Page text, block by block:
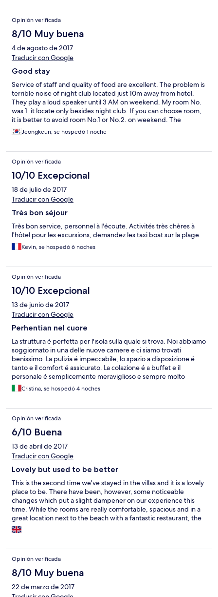
3h drive from Kuala Terranganu... so we were about to miss the
flight as there was no option to get to the right airport on time...
luckily our layover in KL was long enough so we were not in
danger of missing the flight to London...
Opinión verificada
8/10 Muy buena
4 de agosto de 2017
Traducir con Google
Good stay
Service of staff and quality of food are excellent. The problem is
terrible noise of night club located just 10m away from hotel.
They play a loud speaker until 3 AM on weekend. My room No.
was 1. it locate only besides night club. If you can choose room,
it is better to avoid room No.1 or No.2. on weekend. The
condition of room was good but some overpriced. If you have to
use wifi at night time, choose room No.1. That room was so noisy
Jeongkeun, se hospedó 1 noche
Opinión verificada
10/10 Excepcional
18 de julio de 2017
Traducir con Google
Très bon séjour
Très bon service, personnel à l'écoute. Activités très chères à
l'hôtel pour les excursions, demandez les taxi boat sur la plage.
Kevin, se hospedó 6 noches
Opinión verificada
10/10 Excepcional
13 de junio de 2017
Traducir con Google
Perhentian nel cuore
La struttura é perfetta per l'isola sulla quale si trova. Noi abbiamo
soggiornato in una delle nuove camere e ci siamo trovati
benissimo. La pulizia é impeccabile, lo spazio a disposizione é
tanto e il comfort é assicurato. La colazione é a buffet e il
personale é semplicemente meraviglioso e sempre molto
disponibile. La gerenza grazie a Ranieri é altrettanto meravigliosa
:) Noi abbiamo soggiornato ad inizio giugno per 4 notti e ci
sono un incanto in questo periodo, inoltre non abbiamo avuto
problemi di sovraffollamento né in spiaggia né nei vari
ristorantini presenti sulla stessa. Se potessimo ci ritorneremmo
subito domani
Cristina, se hospedó 4 noches
Opinión verificada
6/10 Buena
13 de abril de 2017
Traducir con Google
Lovely but used to be better
This is the second time we've stayed in the villas and it is a lovely
place to be. There have been, however, some noticeable
changes which put a slight dampener on our experience this
time. While the rooms are really comfortable, spacious and in a
great location next to the beach with a fantastic restaurant, the
quality seems to have dropped in terms of some staffing
members and their abilities to resolve other issues,
when we informed the staff we were told that they were only
for your toothbrush so it's ok, the aircon didn't work and having
been assisted by one member of staff we were told it was
broken - no solution given until we approached another
Opinión verificada
8/10 Muy buena
22 de marzo de 2017